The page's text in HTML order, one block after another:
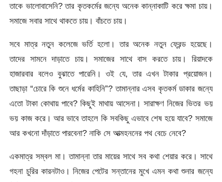
তাকে ভালোবাসেনি? তার কৃতকর্মের জন্যে অনেক কান্নাকাটি করে ক্ষমা চায়।
সমাজে সবার সাথে থাকতে চায়। বাঁচতে চায়।
সবে মাত্র নতুন কলেজে ভর্তি হলো। তার অনেক নতুন ফ্রেন্ড হয়েছে।
তাদের সামনে দাড়াতে চায়। সমাজের সাথে বাস করতে চায়। রিয়াদকে
হাজারবার বলেও বুঝাতে পারেনি। ওই যে, তার এখন টাকার প্রয়োজন।
তাছাড়া “চোরে কি শুনে ধর্মের কাহিনি”? তামান্নার এসব কৃতকর্ম ডাকার জন্যে
এতো টাকা কোথায় পাবে? কিছুই মাথায় আসেনা। সারাক্ষণ নিজের ভিতর ভয়
ভয় কাজ করে। আর ভাবে তাহলে কি সবকিছু এভাবে শেষ হয়ে যাবে? সমাজে
আর কখনো দাঁড়াতে পারবেনা? নাকি সে আত্মহননের পথ বেচে নেবে?
একমাত্র সম্বল মা। তামান্না তার মায়ের সাথে সব কথা শেয়ার করে। সাথে
গহনা চুরির কারনটাও। নিজের পেটের সন্তানের মুখে এমন কথা শুনার জন্যে